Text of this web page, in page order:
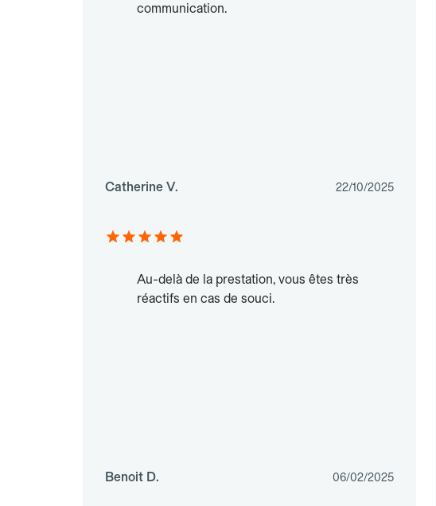
communication.
Catherine V. 22/10/2025
Au-delà de la prestation, vous êtes très
réactifs en cas de souci.
Benoit D. 06/02/2025